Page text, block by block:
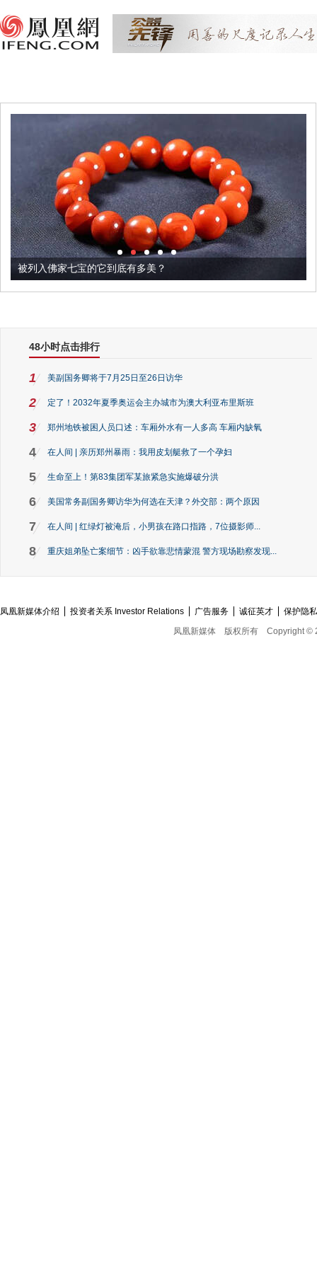
被列入佛家七宝的它到底有多美？
48小时点击排行
1 美副国务卿将于7月25日至26日访华
2 定了！2032年夏季奥运会主办城市为澳大利亚布里斯班
3 郑州地铁被困人员口述：车厢外水有一人多高 车厢内缺氧
4 在人间 | 亲历郑州暴雨：我用皮划艇救了一个孕妇
5 生命至上！第83集团军某旅紧急实施爆破分洪
6 美国常务副国务卿访华为何选在天津？外交部：两个原因
7 在人间 | 红绿灯被淹后，小男孩在路口指路，7位摄影师...
8 重庆姐弟坠亡案细节：凶手欲靠悲情蒙混 警方现场勘察发现...
凤凰新媒体介绍 投资者关系 Investor Relations 广告服务 诚征英才
保护隐
凤凰新媒体
版权所有 Copyright ©